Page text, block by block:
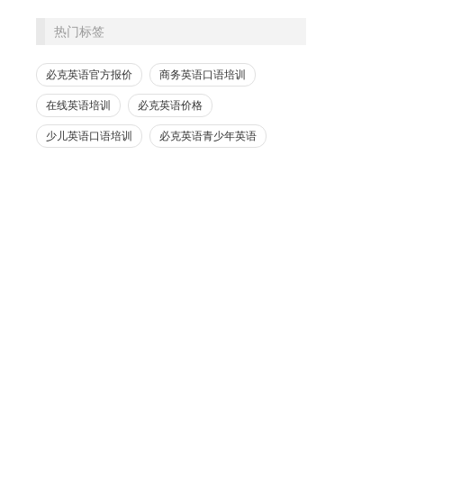
热门标签
必克英语官方报价 商务英语口语培训
在线英语培训 必克英语价格
少儿英语口语培训 必克英语青少年英语